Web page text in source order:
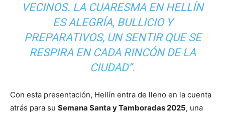
VECINOS. LA CUARESMA EN HELLÍN
ES ALEGRÍA, BULLICIO Y
PREPARATIVOS, UN SENTIR QUE SE
RESPIRA EN CADA RINCÓN DE LA
CIUDAD”.
Con esta presentación, Hellín entra de lleno en la cuenta
atrás para su Semana Santa y Tamboradas 2025, una